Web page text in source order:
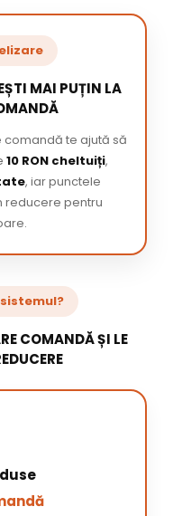
MAI PUȚIN LA
comandă te ajută să
10 RON cheltuiți,
, iar punctele
reducere pentru
COMANDĂ ȘI LE